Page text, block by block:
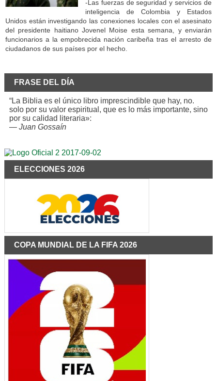
-Las fuerzas de seguridad y servicios de
inteligencia de Colombia y Estados
Unidos están investigando las conexiones locales con el asesinato
del presidente haitiano Jovenel Moise esta semana, y enviarán
funcionarios a la empobrecida nación caribeña tras el arresto de
ciudadanos de sus países por el hecho.
FRASE DEL DÍA
“La Biblia es el único libro imprescindible que hay, no.
solo por su valor espiritual, que es lo más importante, sino
por su calidad literaria»:
— Juan Gossaín
ELECCIONES 2026
COPA MUNDIAL DE LA FIFA 2026